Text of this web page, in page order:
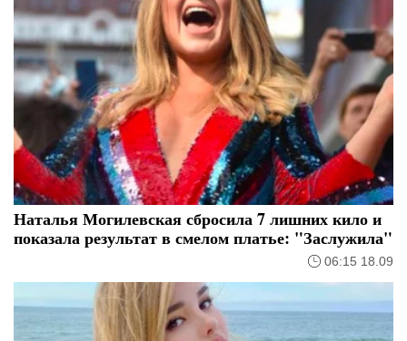
Наталья Могилевская сбросила 7 лишних кило и
показала результат в смелом платье: "Заслужила"
06:15 18.09